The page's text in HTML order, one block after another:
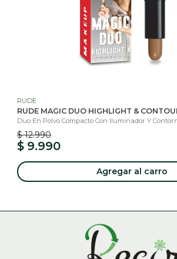
RUDE
RUDE MAGIC DUO HIGHLIGHT &
Duo En Polvo Compacto Con Iluminador Y
$ 12.990
$ 9.990
Agregar al carro